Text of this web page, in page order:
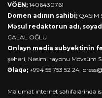
VÖEN; 1406430761
Domen adının sahibi; QASIM
Məsul redaktorun adı,
CALAL OĞLU
Onlayn media subyektinin
şəhəri, Nəsimi rayonu Mövsüm
Əlaqə; +994 55 753 52 24;
Məlumat internet səhifələrində